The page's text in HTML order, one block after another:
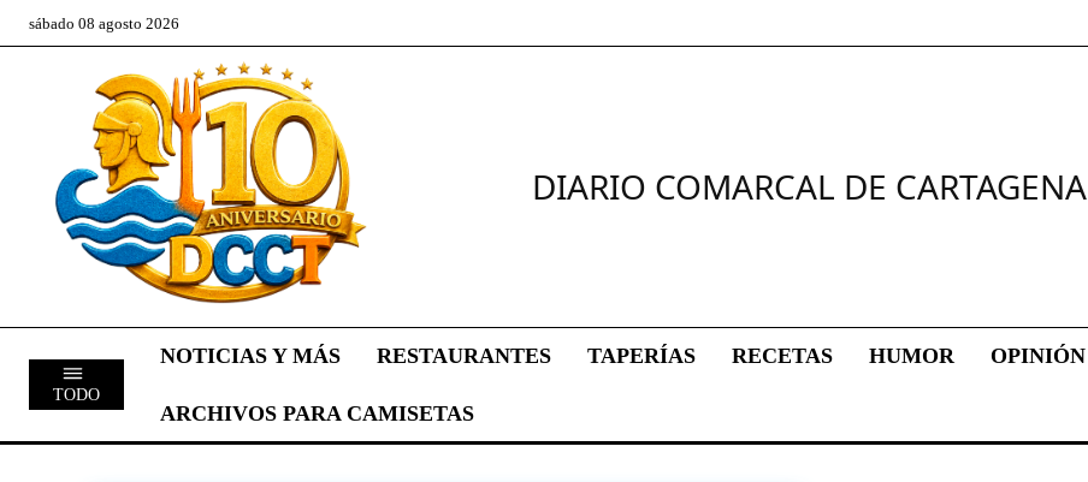
sábado 08 agosto 2026
DIARIO COMARCAL DE CARTAGENA
TODO
NOTICIAS Y MÁS RESTAURANTES TAPERÍAS RECETAS HUMOR OPINIÓN
ARCHIVOS PARA CAMISETAS